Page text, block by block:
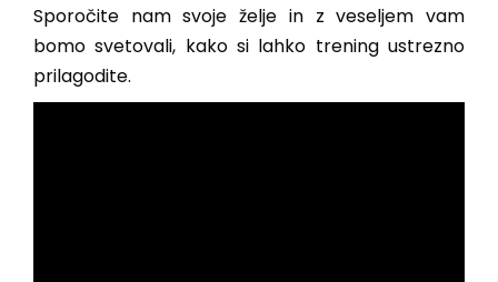
Sporočite nam svoje želje in z veseljem vam
bomo svetovali, kako si lahko trening ustrezno
prilagodite.